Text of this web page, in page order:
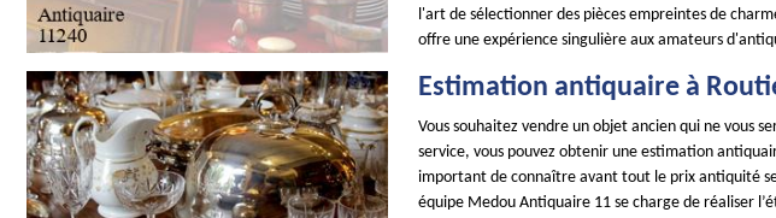
l'art de sélectionner des pièces empreintes de
offre une expérience singulière aux amateurs
Estimation antiquaire à
Vous souhaitez vendre un objet ancien qui ne vous
service, vous pouvez obtenir une estimation
important de connaître avant tout le prix antiquité
équipe Medou Antiquaire 11 se charge de réaliser